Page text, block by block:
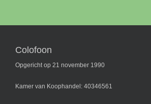
Colofoon
Opgericht op 21 november 1990
Kamer van Koophandel: 40346561